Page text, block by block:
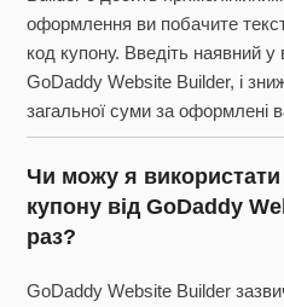
оформлення ви побачите
код купону. Введіть наявний у
GoDaddy Website Builder, і
загальної суми за оформлені
Чи можу я
купону від GoDaddy
раз?
GoDaddy Website Builder